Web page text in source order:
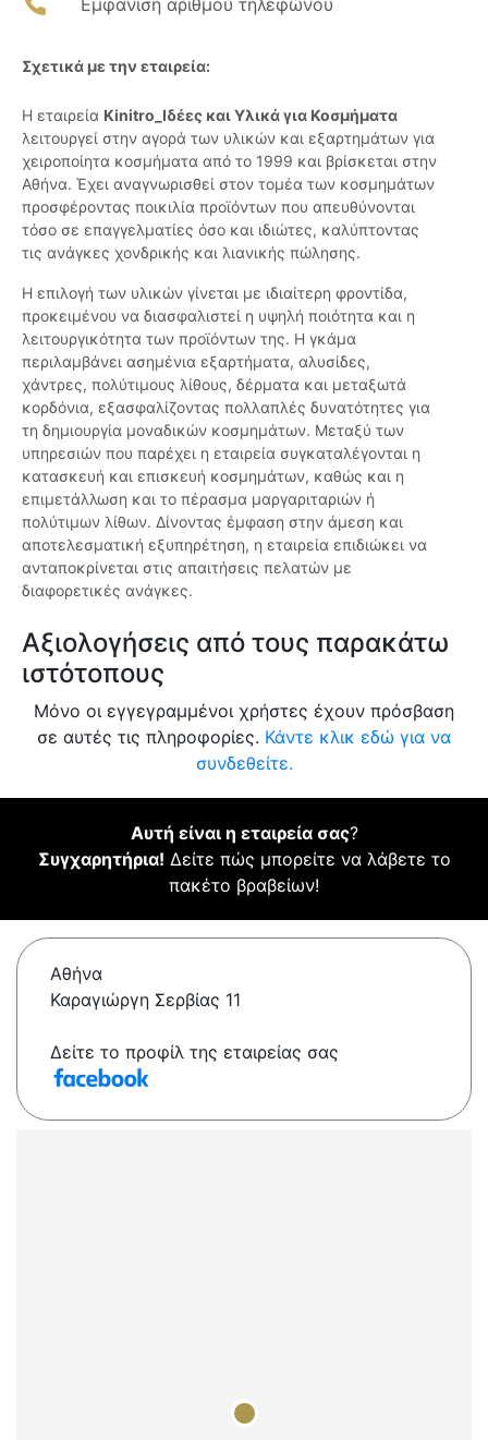
Εμφάνιση αριθμού τηλεφώνου
Σχετικά με την εταιρεία:
Η εταιρεία Kinitro_Ιδέες και Υλικά για Κοσμήματα
λειτουργεί στην αγορά των υλικών και εξαρτημάτων για
χειροποίητα κοσμήματα από το 1999 και βρίσκεται στην
Αθήνα. Έχει αναγνωρισθεί στον τομέα των κοσμημάτων
προσφέροντας ποικιλία προϊόντων που απευθύνονται
τόσο σε επαγγελματίες όσο και ιδιώτες, καλύπτοντας
τις ανάγκες χονδρικής και λιανικής πώλησης.
Η επιλογή των υλικών γίνεται με ιδιαίτερη φροντίδα,
προκειμένου να διασφαλιστεί η υψηλή ποιότητα και η
λειτουργικότητα των προϊόντων της. Η γκάμα
περιλαμβάνει ασημένια εξαρτήματα, αλυσίδες,
χάντρες, πολύτιμους λίθους, δέρματα και μεταξωτά
κορδόνια, εξασφαλίζοντας πολλαπλές δυνατότητες για
τη δημιουργία μοναδικών κοσμημάτων. Μεταξύ των
υπηρεσιών που παρέχει η εταιρεία συγκαταλέγονται η
κατασκευή και επισκευή κοσμημάτων, καθώς και η
επιμετάλλωση και το πέρασμα μαργαριταριών ή
πολύτιμων λίθων. Δίνοντας έμφαση στην άμεση και
αποτελεσματική εξυπηρέτηση, η εταιρεία επιδιώκει να
ανταποκρίνεται στις απαιτήσεις πελατών με
διαφορετικές ανάγκες.
Αξιολογήσεις από τους παρακάτω
ιστότοπους
Μόνο οι εγγεγραμμένοι χρήστες έχουν πρόσβαση
σε αυτές τις πληροφορίες. Κάντε κλικ εδώ για να
συνδεθείτε.
Αυτή είναι η εταιρεία σας?
Συγχαρητήρια! Δείτε πώς μπορείτε να λάβετε το
πακέτο βραβείων!
Αθήνα
Καραγιώργη Σερβίας 11
Δείτε το προφίλ της εταιρείας σας